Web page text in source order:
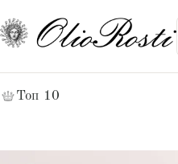
Топ 10